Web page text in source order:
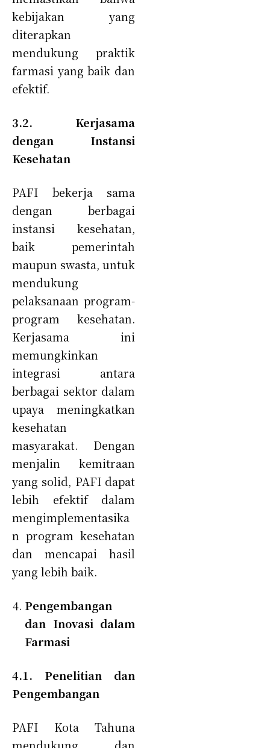
kebijakan yang
diterapkan
mendukung praktik
farmasi yang baik dan
efektif.
3.2. Kerjasama
dengan Instansi
Kesehatan
PAFI bekerja sama
dengan berbagai
instansi kesehatan,
baik pemerintah
maupun swasta, untuk
mendukung
pelaksanaan program-
program kesehatan.
Kerjasama ini
memungkinkan
integrasi antara
berbagai sektor dalam
upaya meningkatkan
kesehatan
masyarakat. Dengan
menjalin kemitraan
yang solid, PAFI dapat
lebih efektif dalam
mengimplementasika
n program kesehatan
dan mencapai hasil
yang lebih baik.
Pengembangan
dan Inovasi dalam
Farmasi
4.1. Penelitian dan
Pengembangan
PAFI Kota Tahuna
mendukung dan